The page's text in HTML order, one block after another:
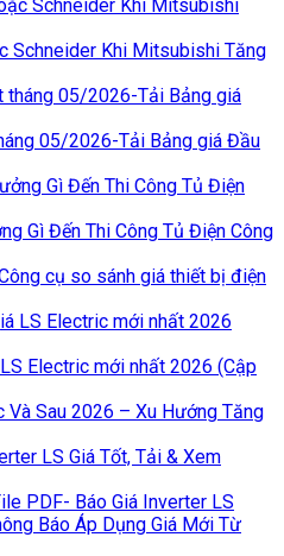
Schneider Khi Mitsubishi Tăng
05/2026-Tải Bảng giá Đầu
Gì Đến Thi Công Tủ Điện Công
cụ so sánh giá thiết bị điện
Electric mới nhất 2026 (Cập
Sau 2026 – Xu Hướng Tăng
PDF- Báo Giá Inverter LS